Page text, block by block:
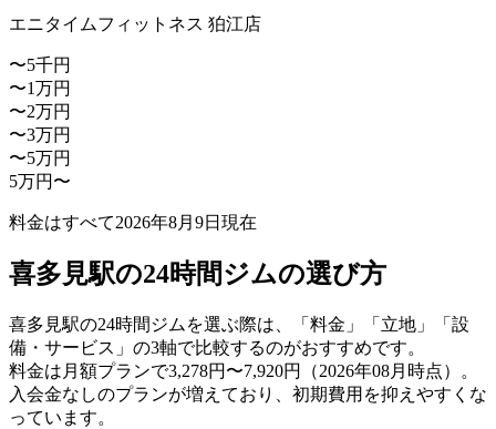
エニタイムフィットネス 狛江店
〜5千円
〜1万円
〜2万円
〜3万円
〜5万円
5万円〜
料金はすべて2026年8月9日 現在
喜多見駅の24時間ジムの選び方
喜多見駅の24時間ジムを選ぶ際は、「料金」「立地」「設
備・サービス」の3軸で比較するのがおすすめです。
料金は月額プランで3,278円〜7,920円（2026年08月時点）。
入会金なしのプランが増えており、初期費用を抑えやすくな
っています。